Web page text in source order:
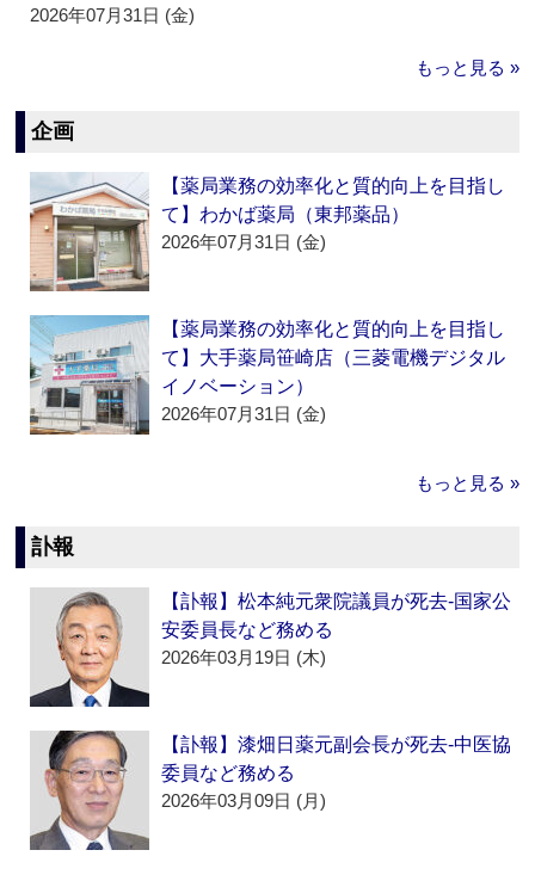
2026年07月31日 (金)
もっと見る »
企画
【薬局業務の効率化と質的向上を目指し
て】わかば薬局（東邦薬品）
2026年07月31日 (金)
【薬局業務の効率化と質的向上を目指し
て】大手薬局笹崎店（三菱電機デジタル
イノベーション）
2026年07月31日 (金)
もっと見る »
訃報
【訃報】松本純元衆院議員が死去‐国家公
安委員長など務める
2026年03月19日 (木)
【訃報】漆畑日薬元副会長が死去‐中医協
委員など務める
2026年03月09日 (月)